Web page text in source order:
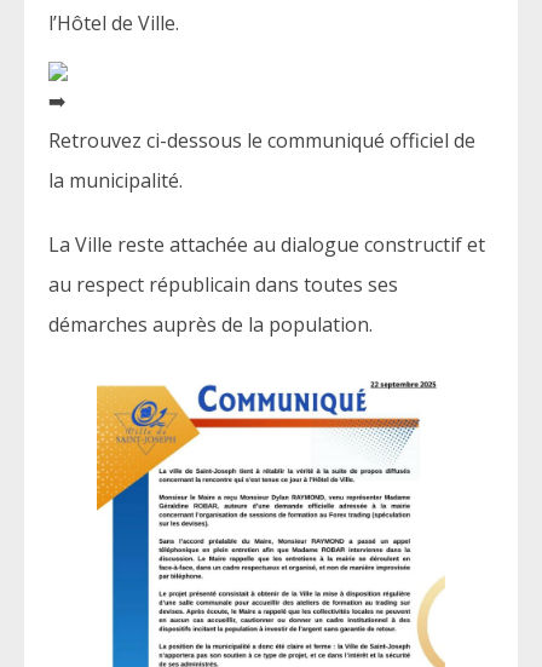
l’Hôtel de Ville.
Retrouvez ci-dessous le communiqué officiel de
la municipalité.
La Ville reste attachée au dialogue constructif et
au respect républicain dans toutes ses
démarches auprès de la population.